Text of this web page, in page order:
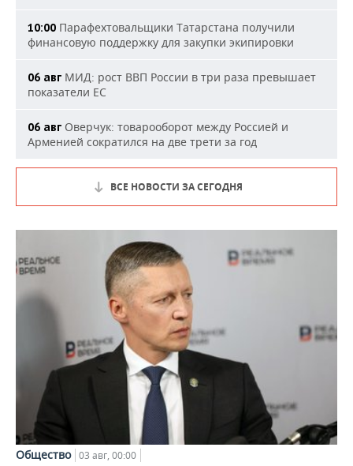
10:00 Парафехтовальщики Татарстана получили
финансовую поддержку для закупки экипировки
06 авг МИД: рост ВВП России в три раза превышает
показатели ЕС
06 авг Оверчук: товарооборот между Россией и
Арменией сократился на две трети за год
ВСЕ НОВОСТИ ЗА СЕГОДНЯ
Общество 03 авг, 00:00